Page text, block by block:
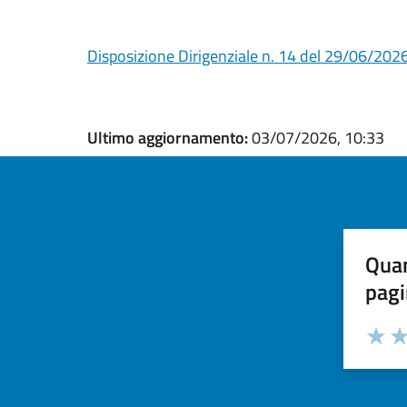
Disposizione Dirigenziale n. 14 del 29/06/
Ultimo aggiornamento:03/07/2026, 10:33
Valuta